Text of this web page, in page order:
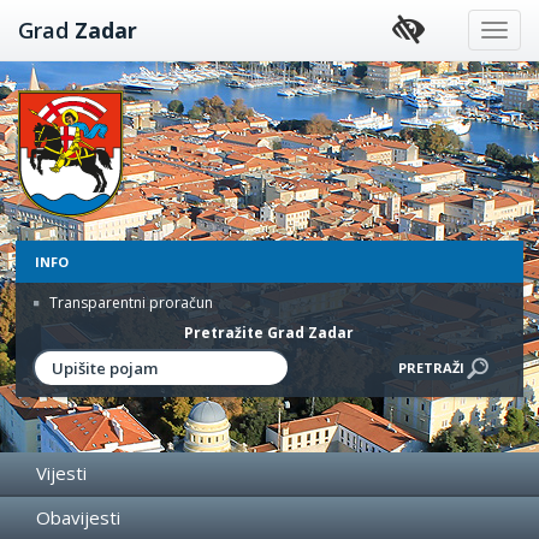
Preskoči
na
sadržaj
Grad Zadar
INFO
Transparentni proračun
Pretražite Grad Zadar
Vijesti
Obavijesti